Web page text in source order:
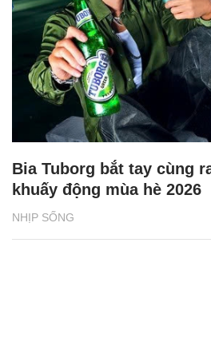
NHỊP SỐNG
Bia Tuborg bắt tay cùng
khuấy động mùa hè 2026